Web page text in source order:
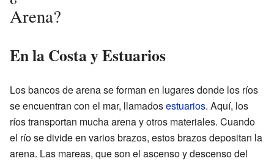
Arena?
En la Costa y Estuarios
Los bancos de arena se forman en lugares donde los ríos
se encuentran con el mar, llamadosestuarios. Aquí, los
ríos transportan mucha arena y otros materiales. Cuando
el río se divide en varios brazos, estos brazos depositan la
arena. Las mareas, que son el ascenso y descenso del